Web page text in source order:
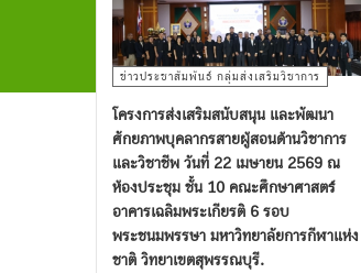
ข่าวประชาสัมพันธ์ กลุ่มส่งเสริมวิชาการ
โครงการส่งเสริมสนับสนุน และพัฒนา
ศักยภาพบุคลากรสายผู้สอนด้านวิชาการ
และวิชาชีพ วันที่ 22 เมษายน 2569 ณ
ห้องประชุม ชั้น 10 คณะศึกษาศาสตร์
อาคารเฉลิมพระเกียรติ 6 รอบ
พระชนมพรรษา มหาวิทยาลัยการกีฬาแห่ง
ชาติ วิทยาเขตสุพรรณบุรี.